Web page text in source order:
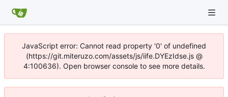
JavaScript error: Cannot read property '0' of undefined
(https://git.miteruzo.com/assets/js/iife.DYEzIdse.js @
4:100636). Open browser console to see more details.